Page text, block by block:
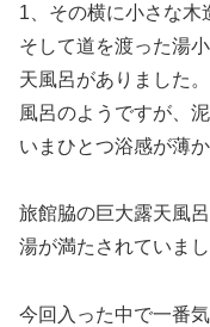
1、その横に小さな木
そして道を渡った湯
天風呂がありました
風呂のようですが、
いまひとつ浴感が薄
旅館脇の巨大露天風
湯が満たされていまし
今回入った中で一番